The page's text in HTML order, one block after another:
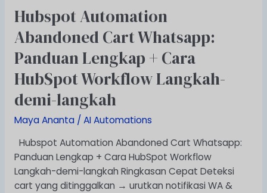
Hubspot Automation
Abandoned Cart Whatsapp:
Panduan Lengkap + Cara
HubSpot Workflow Langkah-
demi-langkah
Maya Ananta / AI Automations
Hubspot Automation Abandoned Cart Whatsapp:
Panduan Lengkap + Cara HubSpot Workflow
Langkah-demi-langkah Ringkasan Cepat Deteksi
cart yang ditinggalkan → urutkan notifikasi WA &
Workflow
Langkah-
demi-
langkah